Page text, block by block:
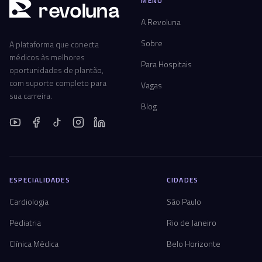
revoluna
A plataforma que conecta
médicos às melhores
oportunidades de plantão,
com suporte completo para
sua carreira.
A Revoluna
Sobre
Para Hospitais
Vagas
Blog
ESPECIALIDADES
Cardiologia
Pediatria
Clínica Médica
CIDADES
São Paulo
Rio de Janeiro
Belo Horizonte